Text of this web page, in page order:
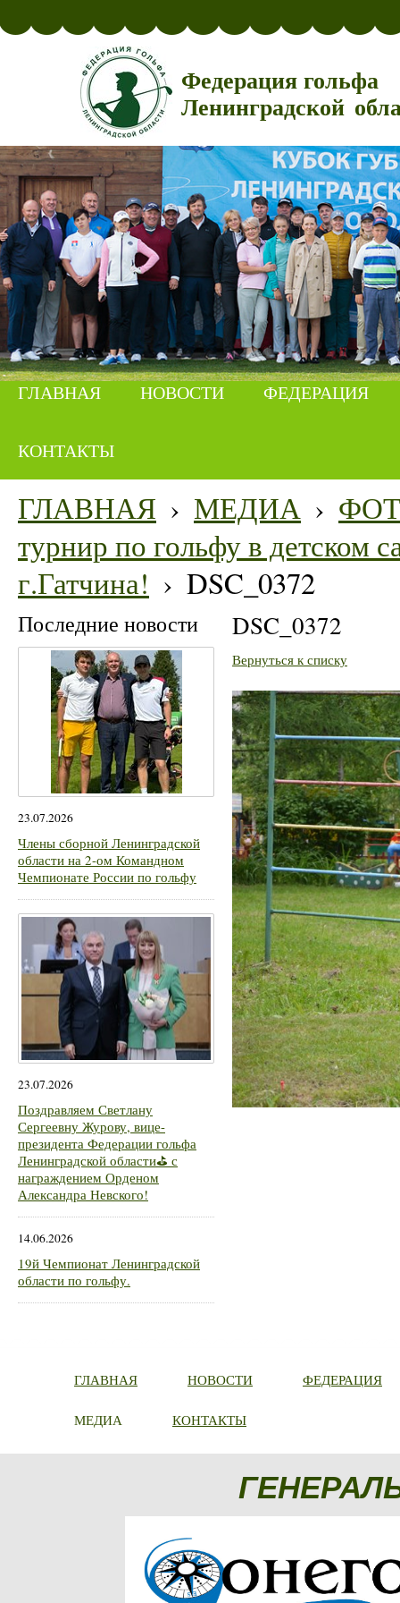
Федерация гольфа
Ленинградской
ГЛАВНАЯ НОВОСТИ ФЕДЕРАЦИЯ
КОНТАКТЫ
ГЛАВНАЯ › МЕДИА ›
турнир по гольфу в детском
г.Гатчина! › DSC_0372
Последние новости
23.07.2026
Члены сборной Ленинградской
области на 2-ом Командном
Чемпионате России по гольфу
23.07.2026
Поздравляем Светлану
Сергеевну Журову, вице-
президента Федерации гольфа
Ленинградской области⛳ с
награждением Орденом
Александра Невского!
14.06.2026
19й Чемпионат Ленинградской
области по гольфу.
DSC_0372
Вернуться к списку
ГЛАВНАЯ НОВОСТИ ФЕДЕРАЦИЯ
МЕДИА КОНТАКТЫ